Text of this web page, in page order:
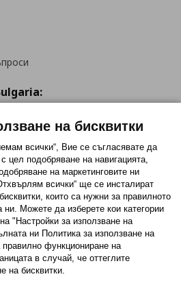
Instagram
на бисквитки (Cookies)
на бисквитки
всички“, Вие се съгласявате да
цел подобряване на навигацията,
на маркетинговите ни
всички“ ще се инсталират
които са нужни за правилното
Можете да изберете кои категории
"Настройки за използване на
ни Политика за използване на
правилно функциониране на
в случай, че оттеглите
на бисквитки.